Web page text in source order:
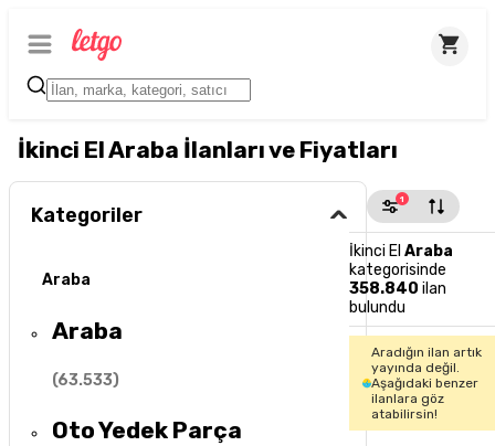
İkinci El Araba İlanları ve Fiyatları
Kategoriler
Araba
Araba
(63.533)
Oto Yedek Parça
1
İkinci El Araba
kategorisinde
358.840 ilan
bulundu
Aradığın ilan artık
yayında değil.
Aşağıdaki benzer
ilanlara göz
atabilirsin!